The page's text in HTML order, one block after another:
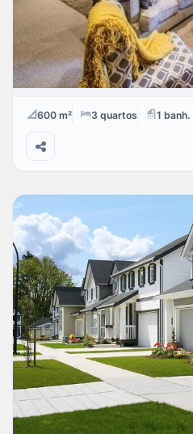
LOCAÇÃO
Santo Amaro
600 m² 3 quartos 1 banh.
Ótima casa a venda
R$ VENDA
Residencial Villaggio